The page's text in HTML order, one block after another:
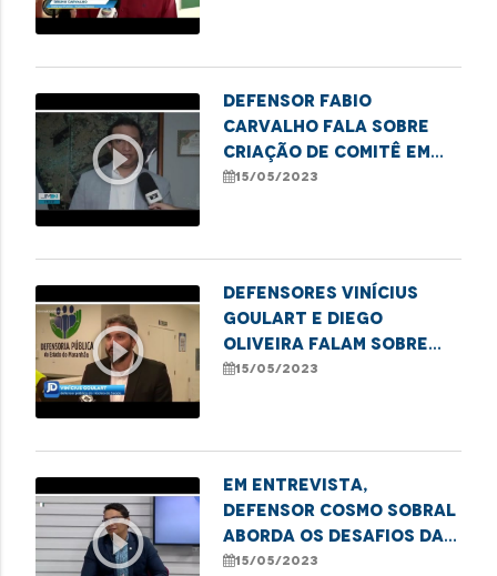
play_circle_outline
Defensor Fabio
Carvalho fala sobre
criação de comitê em
Imperatriz para
15/05/2023
play_circle_outline
Defensores Vinícius
Goulart e Diego
Oliveira falam sobre
audiência pública que
Planos de Saúde
15/05/2023
play_circle_outline
Em entrevista,
defensor Cosmo Sobral
aborda os desafios da
saúde pública no
15/05/2023